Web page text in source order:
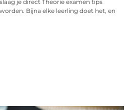
je direct Theorie examen tips
Bijna elke leerling doet het, en